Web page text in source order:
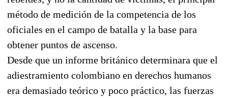
método de medición de la competencia de los
oficiales en el campo de batalla y la base para
obtener puntos de ascenso.
Desde que un informe británico determinara que el
adiestramiento colombiano en derechos humanos
era demasiado teórico y poco práctico, las fuerzas